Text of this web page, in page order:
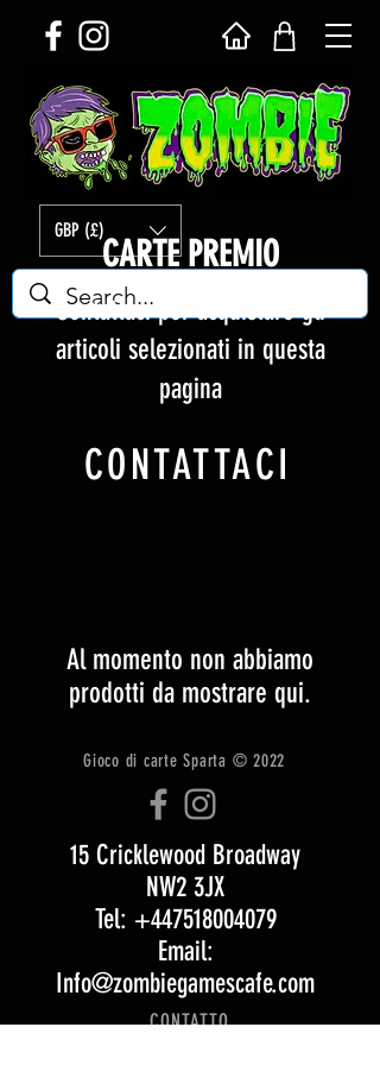
GBP (£)
CARTE PREMIO
Contattaci per acquistare gli
articoli selezionati in questa
pagina
CONTATTACI
Al momento non abbiamo
prodotti da mostrare qui.
Gioco di carte Sparta © 2022
15 Cricklewood Broadway
NW2 3JX
Tel: +447518004079
Email:
Info@zombiegamescafe.com
CONTATTO